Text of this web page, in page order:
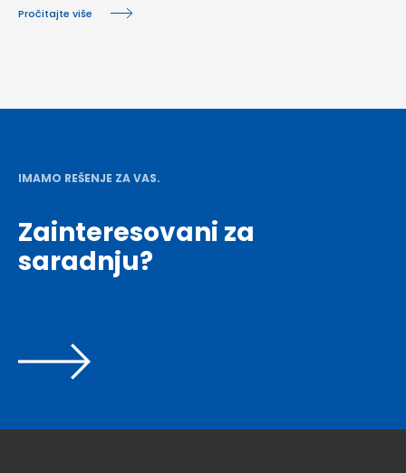
Pročitajte više
IMAMO REŠENJE ZA VAS.
Zainteresovani za
saradnju?